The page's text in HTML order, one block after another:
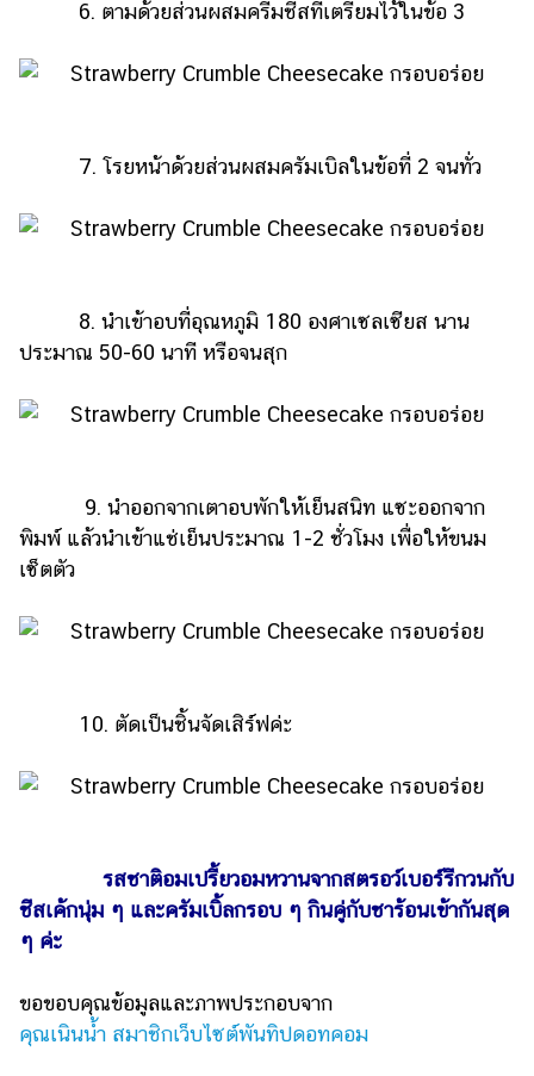
6. ตามด้วยส่วนผสมครีมชีสที่เตรียมไว้ในข้อ 3
7. โรยหน้าด้วยส่วนผสมครัมเบิลในข้อที่ 2 จนทั่ว
8. นำเข้าอบที่อุณหภูมิ 180 องศาเซลเซียส นาน
ประมาณ 50-60 นาที หรือจนสุก
9. นำออกจากเตาอบพักให้เย็นสนิท แซะออกจาก
พิมพ์ แล้วนำเข้าแช่เย็นประมาณ 1-2 ชั่วโมง เพื่อให้ขนม
เซ็ตตัว
10. ตัดเป็นชิ้นจัดเสิร์ฟค่ะ
รสชาติอมเปรี้ยวอมหวานจากสตรอว์เบอร์รีกวนกับ
ชีสเค้กนุ่ม ๆ และครัมเบิ้ลกรอบ ๆ กินคู่กับชาร้อนเข้ากันสุด
ๆ ค่ะ
ขอขอบคุณข้อมูลและภาพประกอบจาก
คุณเนินน้ำ สมาชิกเว็บไซต์พันทิปดอทคอม